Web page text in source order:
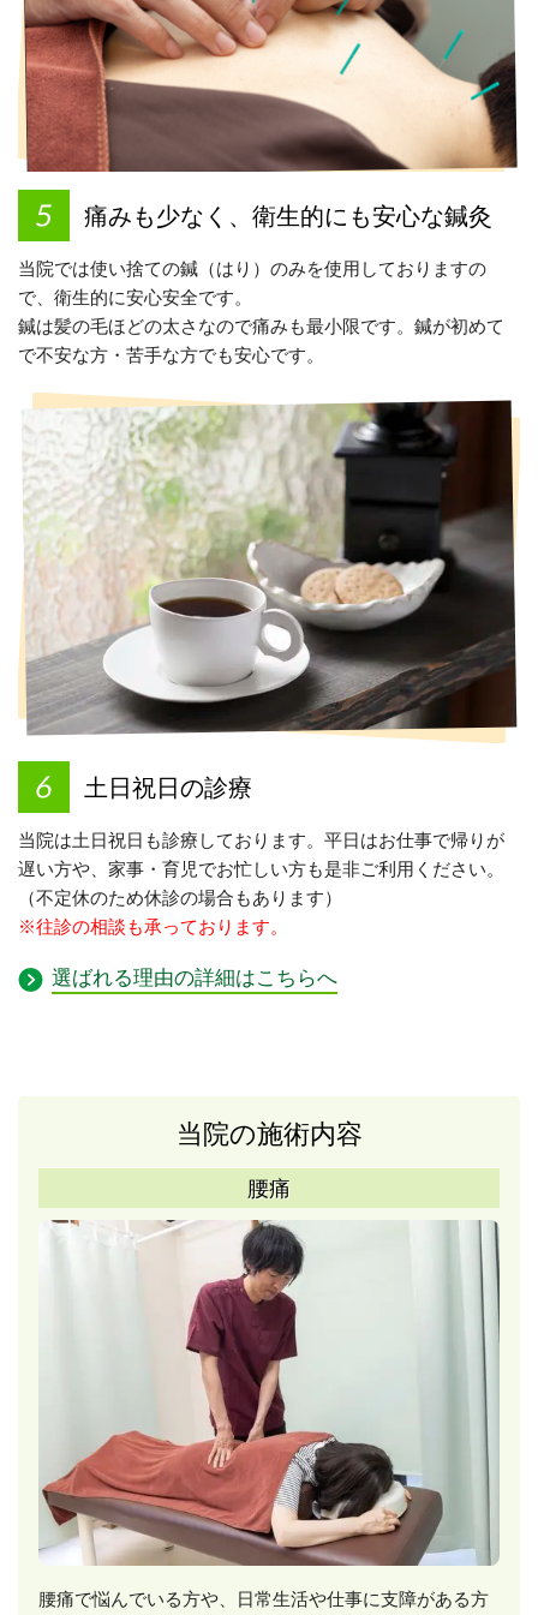
痛みも少なく、衛生的にも安心な鍼灸
当院では使い捨ての鍼（はり）のみを使用しておりますの
で、衛生的に安心安全です。
鍼は髪の毛ほどの太さなので痛みも最小限です。鍼が初めて
で不安な方・苦手な方でも安心です。
土日祝日の診療
当院は土日祝日も診療しております。平日はお仕事で帰りが
遅い方や、家事・育児でお忙しい方も是非ご利用ください。
（不定休のため休診の場合もあります）
※往診の相談も承っております。
選ばれる理由の詳細はこちらへ
当院の施術内容
腰痛
腰痛で悩んでいる方や、日常生活や仕事に支障がある方